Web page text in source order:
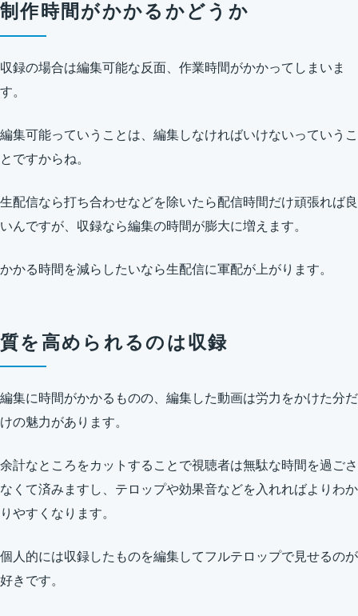
制作時間がかかるかどうか
収録の場合は編集可能な反面、作業時間がかかってしまいま
す。
編集可能っていうことは、編集しなければいけないっていうこ
とですからね。
生配信なら打ち合わせなどを除いたら配信時間だけ頑張れば良
いんですが、収録なら編集の時間が膨大に増えます。
かかる時間を減らしたいなら生配信に軍配が上がります。
質を高められるのは収録
編集に時間がかかるものの、編集した動画は労力をかけた分だ
けの魅力があります。
余計なところをカットすることで視聴者は無駄な時間を過ごさ
なくて済みますし、テロップや効果音などを入れればよりわか
りやすくなります。
個人的には収録したものを編集してフルテロップで見せるのが
好きです。